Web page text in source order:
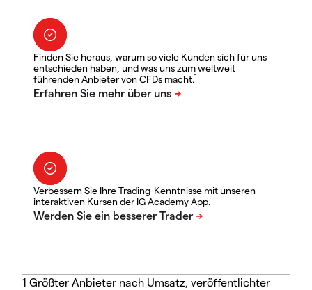
Finden Sie heraus, warum so viele Kunden sich für uns
entschieden haben, und was uns zum weltweit
führenden Anbieter von CFDs macht.1
Verbessern Sie Ihre Trading-Kenntnisse mit unseren
interaktiven Kursen der IG Academy App.
1 Größter Anbieter nach Umsatz, veröffentlichter